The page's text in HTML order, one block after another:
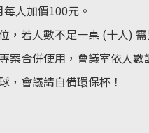
人加價100元。
，若人數不足一桌 (十人)
案合併使用，會議室依人
，會議請自備環保杯！